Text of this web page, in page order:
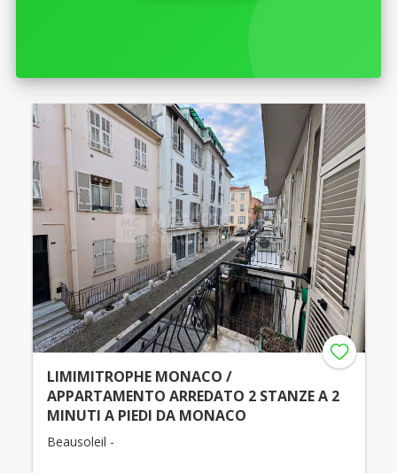
LIMIMITROPHE MONACO /
APPARTAMENTO ARREDATO 2 STANZE A 2
MINUTI A PIEDI DA MONACO
Beausoleil -